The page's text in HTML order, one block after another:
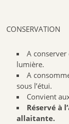
CONSERVATION
A conserver
lumière.
A
sous l’étui.
Convient
Réservé à
allaitante.